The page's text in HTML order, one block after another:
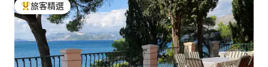
旅客精選榜首
旅客精選